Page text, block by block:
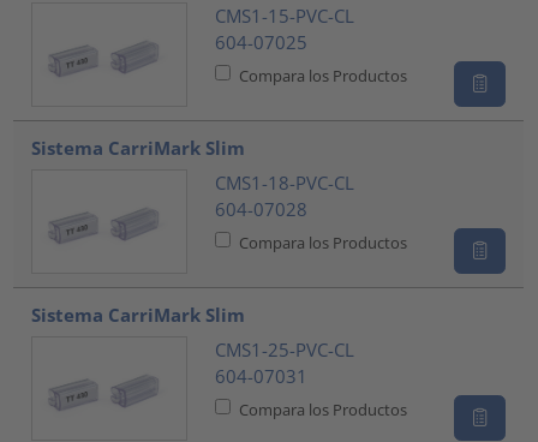
CMS1-15-PVC-CL
604-07025
Compara los Productos
Sistema CarriMark Slim
CMS1-18-PVC-CL
604-07028
Compara los Productos
Sistema CarriMark Slim
CMS1-25-PVC-CL
604-07031
Compara los Productos